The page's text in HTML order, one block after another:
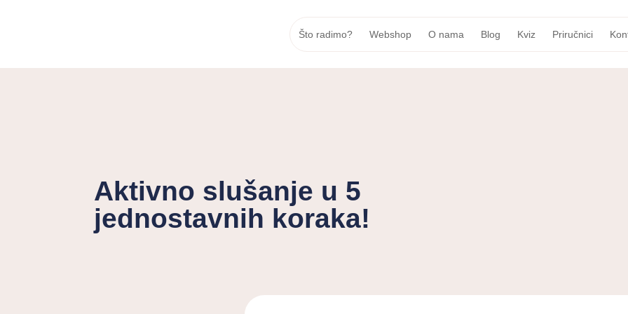
Što radimo? Webshop O nama Blog Kviz Priručnici
Aktivno slušanje u 5
jednostavnih koraka!